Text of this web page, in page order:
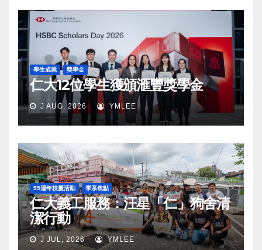
學生成就 獎學金
仁大12位學生獲頒滙豐獎學金
J AUG, 2026 YMLEE
55週年校慶活動 學系焦點
仁大義工服務：汪星「仁」狗舍清
潔行動
J JUL, 2026 YMLEE